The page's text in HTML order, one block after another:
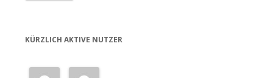
KÜRZLICH AKTIVE NUTZER